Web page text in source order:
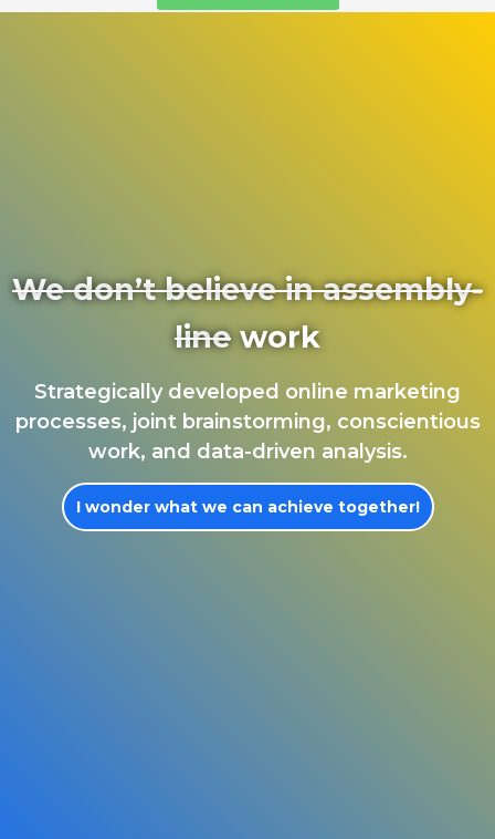
We don’t believe in assembly-
linework
Strategically developed online marketing
processes, joint brainstorming, conscientious
work, and data-driven analysis.
I wonder what we can achieve together!